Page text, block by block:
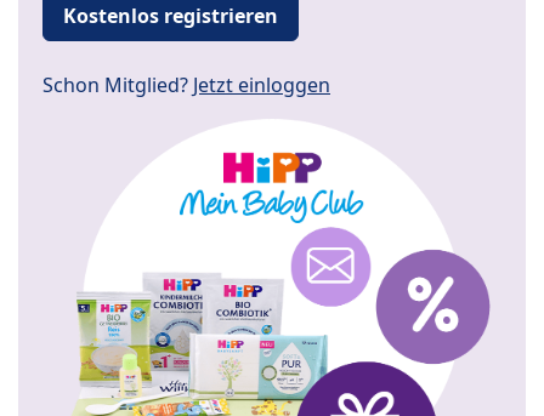
Kostenlos registrieren
Schon Mitglied? Jetzt einloggen